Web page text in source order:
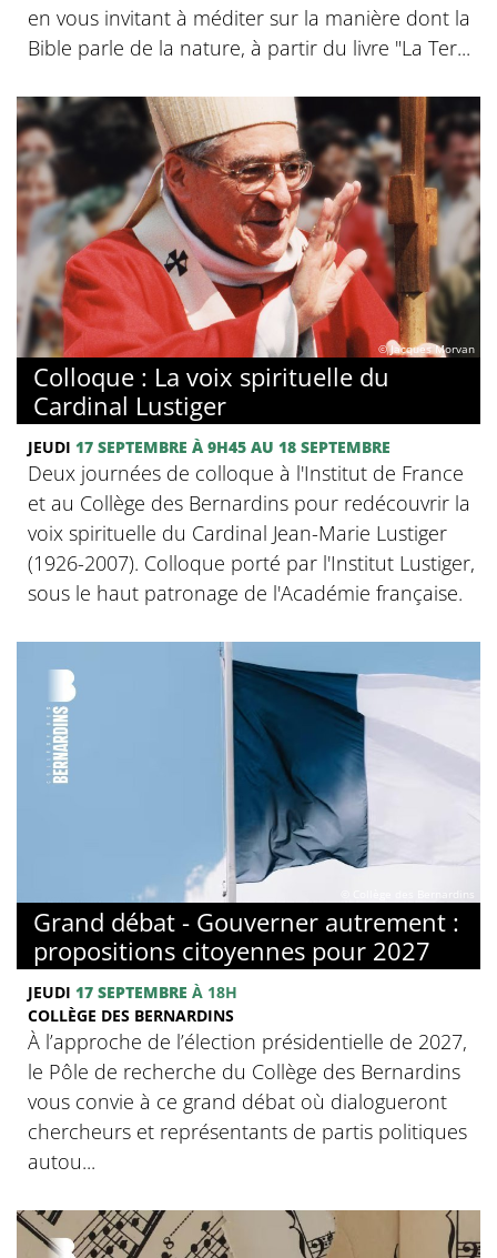
en vous invitant à méditer sur la manière dont la
Bible parle de la nature, à partir du livre "La Ter...
© Jacques Morvan
Colloque : La voix spirituelle du
Cardinal Lustiger
JEUDI 17 SEPTEMBRE À 9H45 AU 18 SEPTEMBRE
Deux journées de colloque à l'Institut de France
et au Collège des Bernardins pour redécouvrir la
voix spirituelle du Cardinal Jean-Marie Lustiger
(1926-2007). Colloque porté par l'Institut Lustiger,
sous le haut patronage de l'Académie française.
Grand débat - Gouverner autrement :
propositions citoyennes pour 2027
JEUDI 17 SEPTEMBRE À 18H
COLLÈGE DES BERNARDINS
À l’approche de l’élection présidentielle de 2027,
le Pôle de recherche du Collège des Bernardins
vous convie à ce grand débat où dialogueront
chercheurs et représentants de partis politiques
autou...